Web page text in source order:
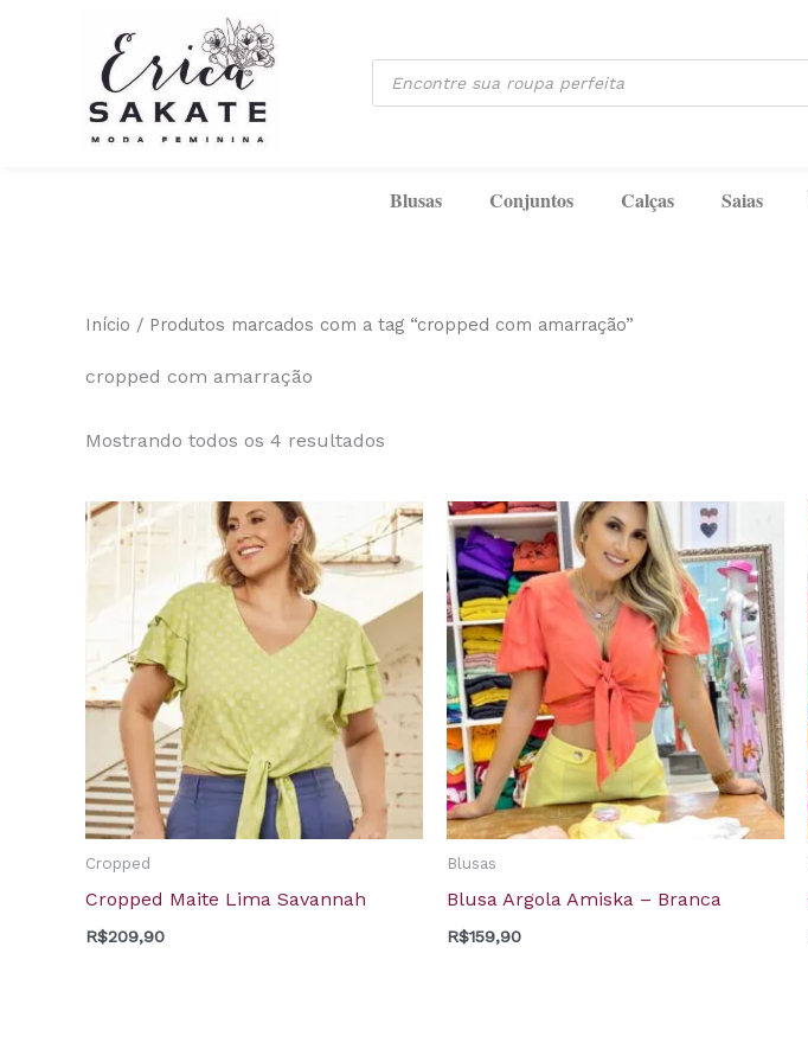
Pesquisar
produtos
Blusas Conjuntos Calças Saias
Início / Produtos marcados com a tag “cropped com amarração”
cropped com amarração
Mostrando todos os 4 resultados
recente
Cropped
Cropped Maite Lima Savannah
R$209,90
Blusas
Blusa Argola Amiska – Branca
R$159,90